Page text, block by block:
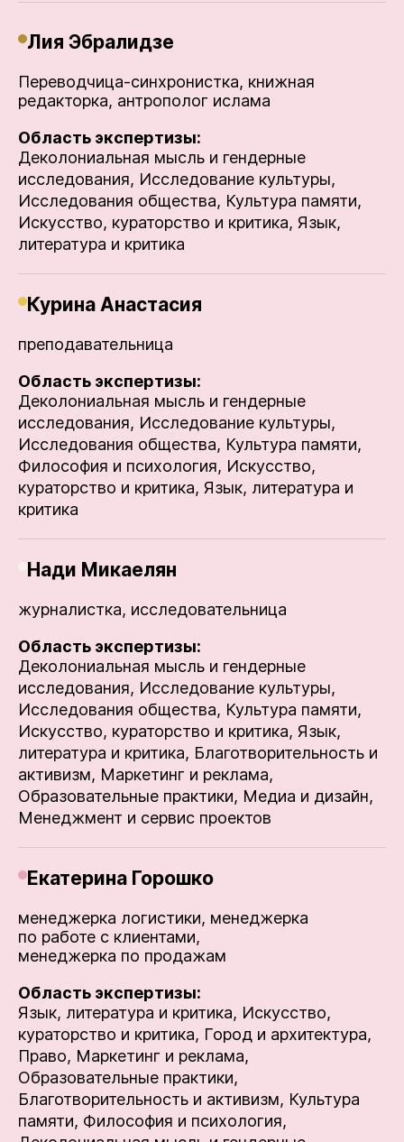
Лия Эбралидзе
Переводчица-синхронистка, книжная
редакторка, антрополог ислама
Область экспертизы:
Деколониальная мысль и гендерные
исследования, Исследование культуры,
Исследования общества, Культура памяти,
Искусство, кураторство и критика, Язык,
литература и критика
Курина Анастасия
преподавательница
Область экспертизы:
Деколониальная мысль и гендерные
исследования, Исследование культуры,
Исследования общества, Культура памяти,
Философия и психология, Искусство,
кураторство и критика, Язык, литература и
критика
Нади Микаелян
журналистка, исследовательница
Область экспертизы:
Деколониальная мысль и гендерные
исследования, Исследование культуры,
Исследования общества, Культура памяти,
Искусство, кураторство и критика, Язык,
литература и критика, Благотворительность и
активизм, Маркетинг и реклама,
Образовательные практики, Медиа и дизайн,
Менеджмент и сервис проектов
Екатерина Горошко
менеджерка логистики, менеджерка
по работе с клиентами,
менеджерка по продажам
Область экспертизы:
Язык, литература и критика, Искусство,
кураторство и критика, Город и архитектура,
Право, Маркетинг и реклама,
Образовательные практики,
Благотворительность и активизм, Культура
памяти, Философия и психология,